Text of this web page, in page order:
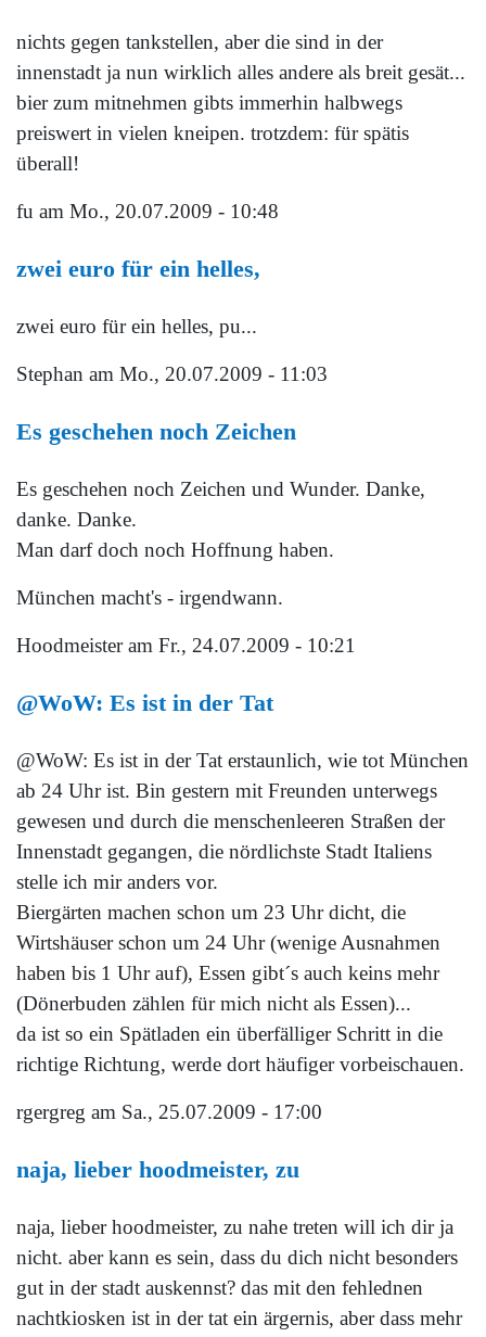
nichts gegen tankstellen, aber die sind in der
innenstadt ja nun wirklich alles andere als breit gesät...
bier zum mitnehmen gibts immerhin halbwegs
preiswert in vielen kneipen. trotzdem: für spätis
überall!
fu am Mo., 20.07.2009 - 10:48
zwei euro für ein helles,
zwei euro für ein helles, pu...
Stephan am Mo., 20.07.2009 - 11:03
Es geschehen noch Zeichen
Es geschehen noch Zeichen und Wunder. Danke,
danke. Danke.
Man darf doch noch Hoffnung haben.
München macht's - irgendwann.
Hoodmeisteram Fr., 24.07.2009 - 10:21
@WoW: Es ist in der Tat
@WoW: Es ist in der Tat erstaunlich, wie tot München
ab 24 Uhr ist. Bin gestern mit Freunden unterwegs
gewesen und durch die menschenleeren Straßen der
Innenstadt gegangen, die nördlichste Stadt Italiens
stelle ich mir anders vor.
Biergärten machen schon um 23 Uhr dicht, die
Wirtshäuser schon um 24 Uhr (wenige Ausnahmen
haben bis 1 Uhr auf), Essen gibt´s auch keins mehr
(Dönerbuden zählen für mich nicht als Essen)...
da ist so ein Spätladen ein überfälliger Schritt in die
richtige Richtung, werde dort häufiger vorbeischauen.
rgergreg am Sa., 25.07.2009 - 17:00
naja, lieber hoodmeister, zu
naja, lieber hoodmeister, zu nahe treten will ich dir ja
nicht. aber kann es sein, dass du dich nicht besonders
gut in der stadt auskennst? das mit den fehlednen
nachtkiosken ist in der tat ein ärgernis, aber dass mehr